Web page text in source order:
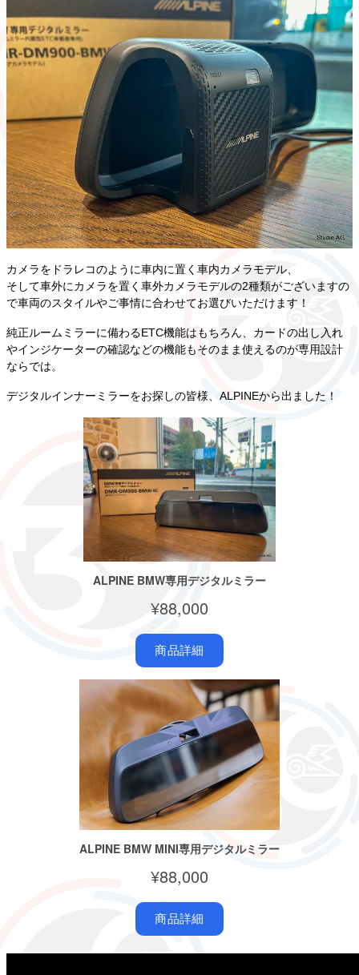
カメラをドラレコのように車内に置く車内カメラモデル、
そして車外にカメラを置く車外カメラモデルの2種類がございますの
で車両のスタイルやご事情に合わせてお選びいただけます！
純正ルームミラーに備わるETC機能はもちろん、カードの出し入れ
やインジケーターの確認などの機能もそのまま使えるのが専用設計
ならでは。
デジタルインナーミラーをお探しの皆様、ALPINEから出ました！